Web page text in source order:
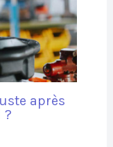
après
?